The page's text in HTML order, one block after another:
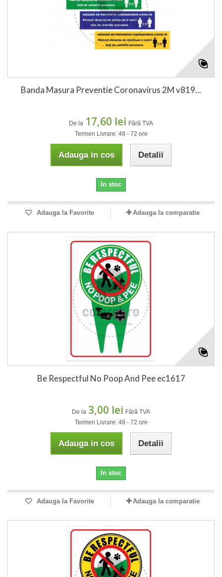
Banda Masura Preventie Coronavirus 2M v819...
De la 17,60 lei Fără TVA
Termen Livrare: 48 - 72 ore
Adauga in cos Detalii
In stoc
Adauga la Favorite Adauga la comparatie
Be Respectful No Poop And Pee ec1617
De la 3,00 lei Fără TVA
Termen Livrare: 48 - 72 ore
Adauga in cos Detalii
In stoc
Adauga la Favorite Adauga la comparatie